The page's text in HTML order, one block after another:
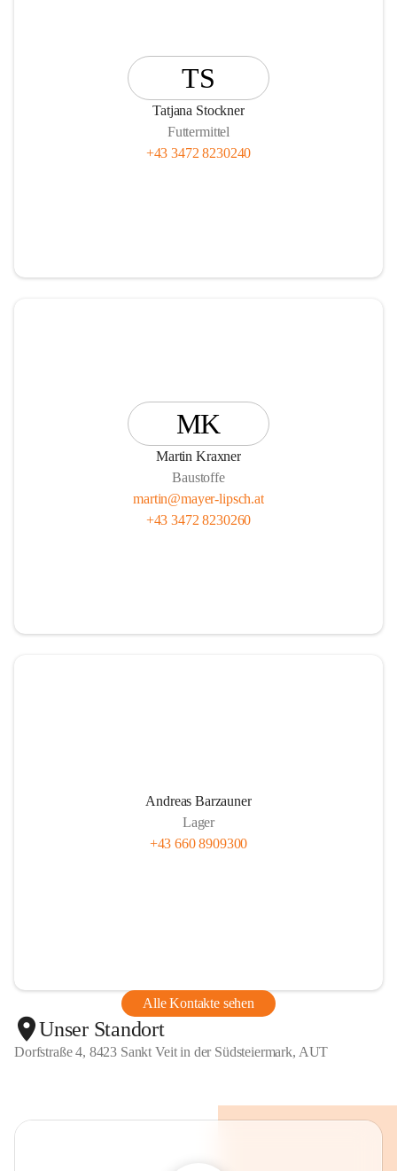
TS
Tatjana Stockner
Futtermittel
+43 3472 8230240
MK
Martin Kraxner
Baustoffe
martin@mayer-lipsch.at
+43 3472 8230260
Andreas Barzauner
Lager
+43 660 8909300
Alle Kontakte sehen
Unser Standort
Dorfstraße 4, 8423 Sankt Veit in der Südsteiermark, AUT